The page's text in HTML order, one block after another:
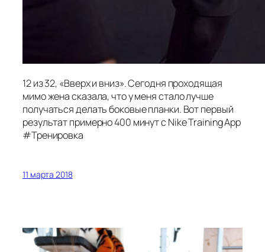
12 из 32, «Вверх и вниз». Сегодня проходящая
мимо жена сказала, что у меня стало лучше
получаться делать боковые планки. Вот первый
результат примерно 400 минут с Nike Training App
#Тренировка
11 марта 2018